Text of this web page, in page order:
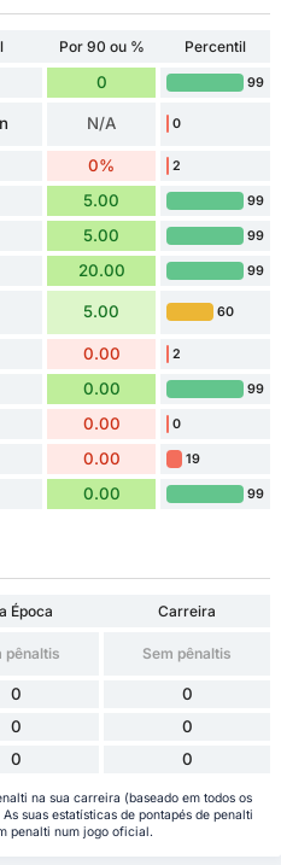
Por 90 ou %
Percentil
0 99
N/A 0
0% 2
5.00 99
5.00 99
20.00 99
5.00 60
0.00 2
0.00 99
0.00 0
0.00 19
0.00 99
Época
Carreira
pênaltis Sem pênaltis
0 0
0 0
0 0
na sua carreira (baseado em todos os
suas estatísticas de pontapés de penalti
penalti num jogo oficial.